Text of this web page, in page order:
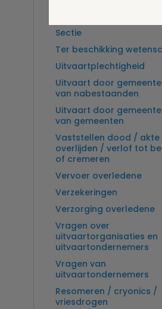
Sectie
Ter beschikking
Uitvaartplechtigheid
Uitvaart door
van nabestaanden
Uitvaart door
van gemeenten
Vaststellen dood / akte
overlijden / verlof tot
of cremeren
Vervoer overledene
Verzekeringen
Verzorging overledene
Vragen over
uitvaartorganisaties en
uitvaartondernemers
Vragen van
uitvaartondernemers
Resomeren / cryonics /
vriesdrogen